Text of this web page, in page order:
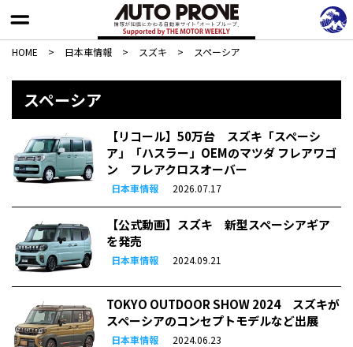
HOME > 日本車情報​ > スズキ > スペーシア
スペーシア
【リコール】50万台 スズキ「スペーシ
ア」「ハスラー」OEMのマツダ フレアワゴ
ン フレアクロスオーバー
日本車情報 2026.07.17
【公式動画】スズキ 新型スペーシアギア
を発売
日本車情報 2024.09.21
TOKYO OUTDOOR SHOW 2024 スズキが
スペーシアのコンセプトモデルなど出展
日本車情報 2024.06.23